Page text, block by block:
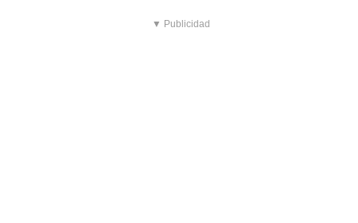
▼ Publicidad